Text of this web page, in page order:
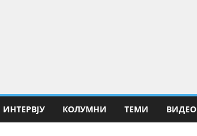
ИНТЕРВЈУ КОЛУМНИ ТЕМИ ВИДЕО